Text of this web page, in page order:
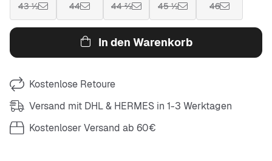
43 ⅓ 44 44 ⅔ 45 ⅓ 46
In den Warenkorb
Kostenlose Retoure
Versand mit DHL & HERMES in 1-3 Werktagen
Kostenloser Versand ab 60€